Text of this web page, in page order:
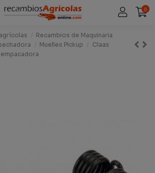
0
Recambios de Maquinaria
Muelles Pickup
Claas